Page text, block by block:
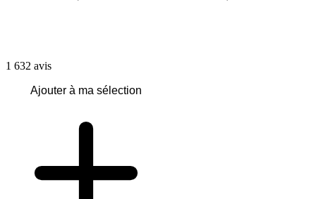
1 632 avis
Ajouter à ma sélection